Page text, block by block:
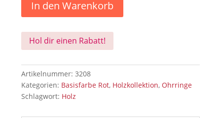
In den Warenkorb
Hol dir einen Rabatt!
Artikelnummer: 3208
Kategorien: Basisfarbe Rot, Holzkollektion, Ohrringe
Schlagwort: Holz